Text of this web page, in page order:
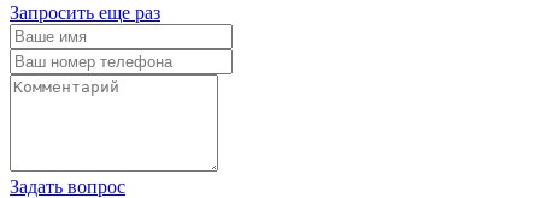
Запросить еще раз
Задать вопрос